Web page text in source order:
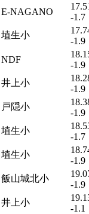
E-NAGANO
-1.7
埴生小
-1.9
NDF
-1.9
井上小
-1.9
戸隠小
-1.9
埴生小
-1.7
埴生小
-1.9
飯山城北小
-1.9
井上小
-1.1